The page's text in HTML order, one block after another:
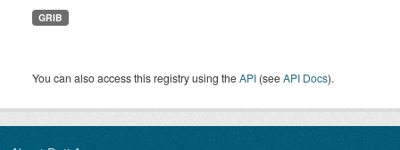
GRIB
You can also access this registry using theAPI (seeAPI Docs).